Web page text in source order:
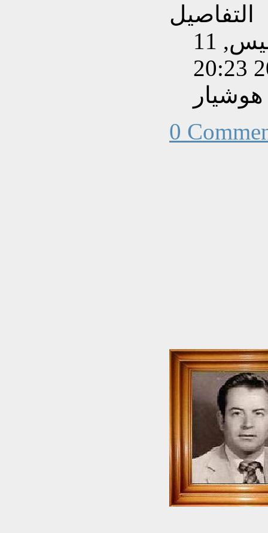
التفاصيل
تم إنشاءه بتاريخ الخميس, 11
0